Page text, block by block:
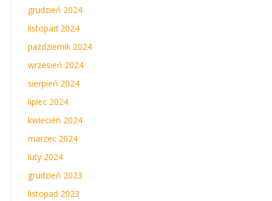
grudzień 2024
listopad 2024
październik 2024
wrzesień 2024
sierpień 2024
lipiec 2024
kwiecień 2024
marzec 2024
luty 2024
grudzień 2023
listopad 2023